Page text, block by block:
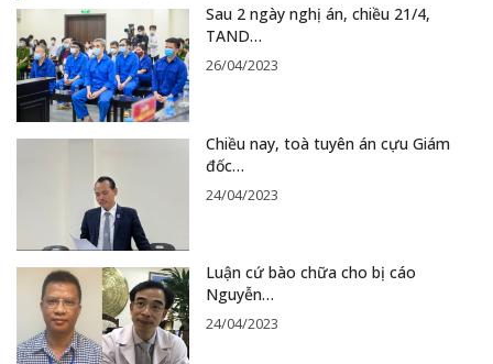
Sau 2 ngày nghị án, chiều 21/4,
TAND…
26/04/2023
Chiều nay, toà tuyên án cựu Giám
đốc…
24/04/2023
Luận cứ bào chữa cho bị cáo
Nguyễn…
24/04/2023